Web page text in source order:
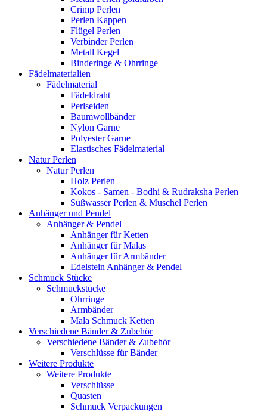
Crimp Perlen
Perlen Kappen
Flügel Perlen
Verbinder Perlen
Metall Kegel
Binderinge & Ohrringe
Fädelmaterialien
Fädelmaterial
Fädeldraht
Perlseiden
Baumwollbänder
Nylon Garne
Polyester Garne
Elastisches Fädelmaterial
Natur Perlen
Natur Perlen
Holz Perlen
Kokos - Samen - Bodhi & Rudraksha Perlen
Süßwasser Perlen & Muschel Perlen
Anhänger und Pendel
Anhänger & Pendel
Anhänger für Ketten
Anhänger für Malas
Anhänger für Armbänder
Edelstein Anhänger & Pendel
Schmuck Stücke
Schmuckstücke
Ohrringe
Armbänder
Mala Schmuck Ketten
Verschiedene Bänder & Zubehör
Verschiedene Bänder & Zubehör
Verschlüsse für Bänder
Weitere Produkte
Weitere Produkte
Verschlüsse
Quasten
Schmuck Verpackungen